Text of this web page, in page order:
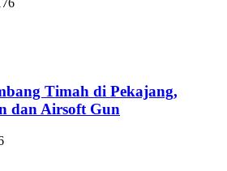
Timah di Pekajang,
dan Airsoft Gun